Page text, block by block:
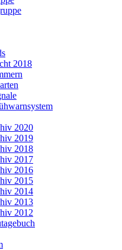
2018
2020
2019
2018
2017
2016
2015
2014
2013
2012